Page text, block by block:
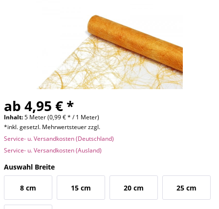
ab 4,95 € *
Inhalt:5 Meter (0,99 € * / 1 Meter)
*inkl. gesetzl. Mehrwertsteuer zzgl.
Service- u. Versandkosten (Deutschland)
Service- u. Versandkosten (Ausland)
Auswahl Breite
8 cm 15 cm 20 cm 25 cm